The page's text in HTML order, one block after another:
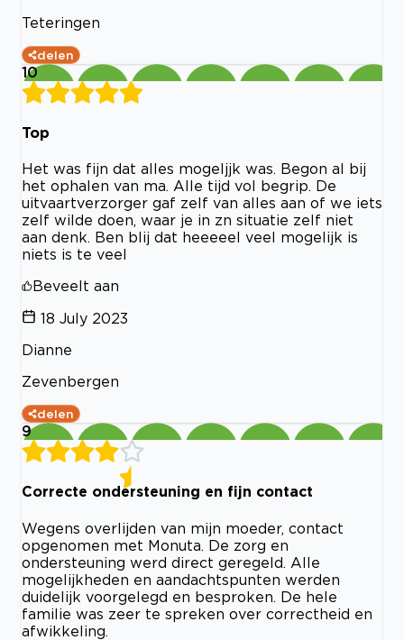
Teteringen
delen
10
Top
Het was fijn dat alles mogeljjk was. Begon al bij
het ophalen van ma. Alle tijd vol begrip. De
uitvaartverzorger gaf zelf van alles aan of we iets
zelf wilde doen, waar je in zn situatie zelf niet
aan denk. Ben blij dat heeeeel veel mogelijk is
niets is te veel
Beveelt aan
18 July 2023
Dianne
Zevenbergen
delen
9
Correcte ondersteuning en fijn contact
Wegens overlijden van mijn moeder, contact
opgenomen met Monuta. De zorg en
ondersteuning werd direct geregeld. Alle
mogelijkheden en aandachtspunten werden
duidelijk voorgelegd en besproken. De hele
familie was zeer te spreken over correctheid en
afwikkeling.